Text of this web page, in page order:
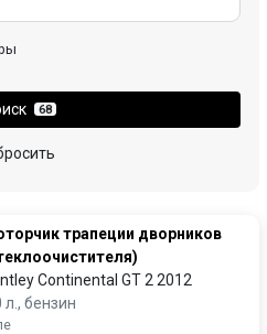
68
трапеции дворников
Continental GT 2 2012
л., бензин